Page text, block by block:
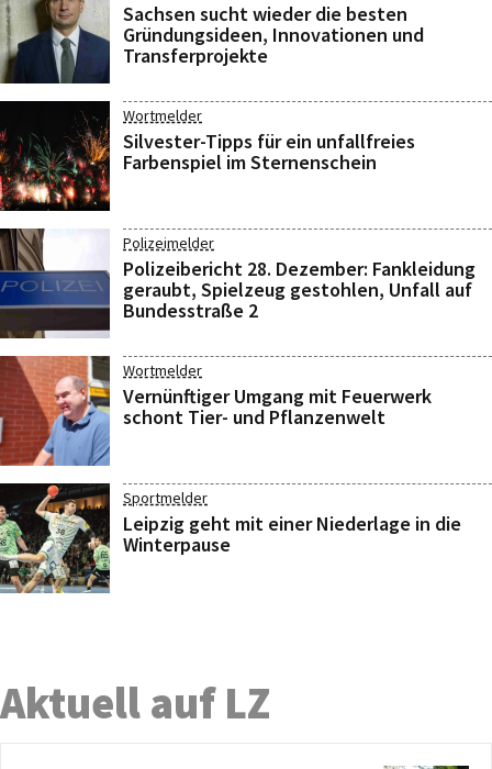
Sachsen sucht wieder die besten
Gründungsideen, Innovationen und
Transferprojekte
Wortmelder
Silvester-Tipps für ein unfallfreies
Farbenspiel im Sternenschein
Polizeimelder
Polizeibericht 28. Dezember: Fankleidung
geraubt, Spielzeug gestohlen, Unfall auf
Bundesstraße 2
Wortmelder
Vernünftiger Umgang mit Feuerwerk
schont Tier- und Pflanzenwelt
Sportmelder
Leipzig geht mit einer Niederlage in die
Winterpause
Aktuell auf LZ